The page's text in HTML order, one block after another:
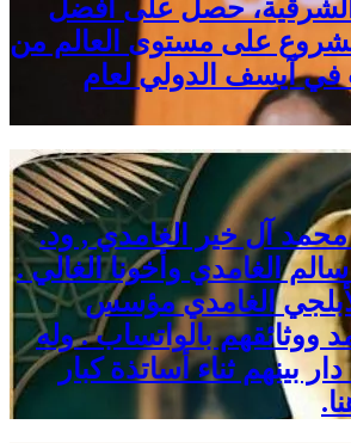
الشرقية، حصل على أفضل
على مستوى العالم من
طالب في آيسف الدولي لعام
. محمد آل خير الغامدي , ود.
الغامدي وأخونا الغالي .
الغامدي مؤسس
ووثائقهم بالواتساب . وله
بينهم ثناء أساتذة كبار